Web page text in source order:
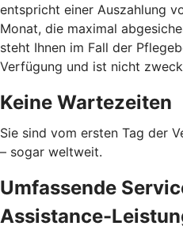
entspricht einer Auszahlung
Monat, die maximal
steht Ihnen im Fall der
Verfügung und ist nicht
Keine Wartezeiten
Sie sind vom ersten Tag der
– sogar weltweit.
Umfassende
Assistance-